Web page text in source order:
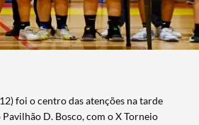
foi o centro das atenções na tarde
D. Bosco, com o X Torneio